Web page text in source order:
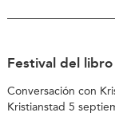
Festival del
Conversación con
Kristianstad 5